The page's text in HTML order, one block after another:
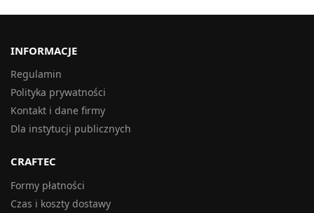
INFORMACJE
Regulamin
Polityka prywatności
Kontakt i dane firmy
Dla instytucji publicznych
CRAFTEC
Formy płatności
Czas i koszty dostawy